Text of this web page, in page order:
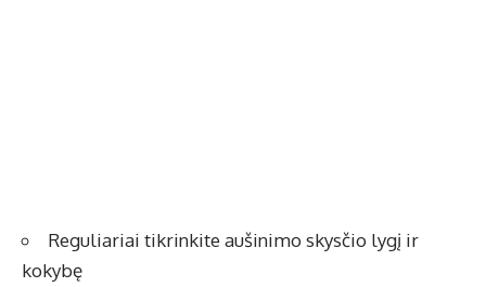
Reguliariai tikrinkite aušinimo skysčio lygį ir
kokybę